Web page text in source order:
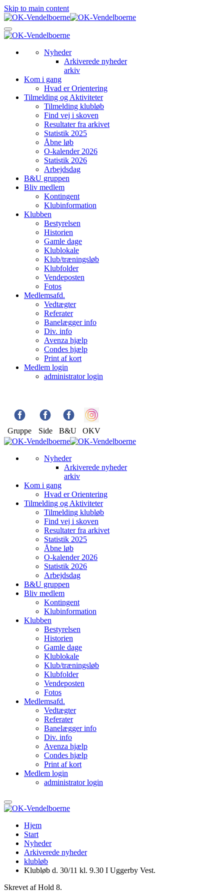
Skip to main content
Nyheder
Arkiverede nyheder
arkiv
Kom i gang
Hvad er Orientering
Tilmelding og Aktiviteter
Tilmelding klubløb
Find vej i skoven
Resultater fra arkivet
Statistik 2025
Åbne løb
O-kalender 2026
Statistik 2026
Arbejdsdag
B&U gruppen
Bliv medlem
Kontingent
Klubinformation
Klubben
Bestyrelsen
Historien
Gamle dage
Klublokale
Klub/træningsløb
Klubfolder
Vendeposten
Fotos
Medlemsafd.
Vedtægter
Referater
Banelægger info
Div. info
Avenza hjælp
Condes hjælp
Print af kort
Medlem login
administrator login
Gruppe Side B&U OKV
Nyheder
Arkiverede nyheder
arkiv
Kom i gang
Hvad er Orientering
Tilmelding og Aktiviteter
Tilmelding klubløb
Find vej i skoven
Resultater fra arkivet
Statistik 2025
Åbne løb
O-kalender 2026
Statistik 2026
Arbejdsdag
B&U gruppen
Bliv medlem
Kontingent
Klubinformation
Klubben
Bestyrelsen
Historien
Gamle dage
Klublokale
Klub/træningsløb
Klubfolder
Vendeposten
Fotos
Medlemsafd.
Vedtægter
Referater
Banelægger info
Div. info
Avenza hjælp
Condes hjælp
Print af kort
Medlem login
administrator login
Hjem
Start
Nyheder
Arkiverede nyheder
klubløb
Klubløb d. 30/11 kl. 9.30 I Uggerby Vest.
Skrevet af Hold 8.